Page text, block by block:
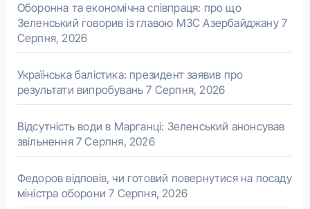
Оборонна та економічна співпраця: про що
Зеленський говорив із главою МЗС Азербайджану 7
Серпня, 2026
Українська балістика: президент заявив про
результати випробувань 7 Серпня, 2026
Відсутність води в Марганці: Зеленський анонсував
звільнення 7 Серпня, 2026
Федоров відповів, чи готовий повернутися на посаду
міністра оборони 7 Серпня, 2026